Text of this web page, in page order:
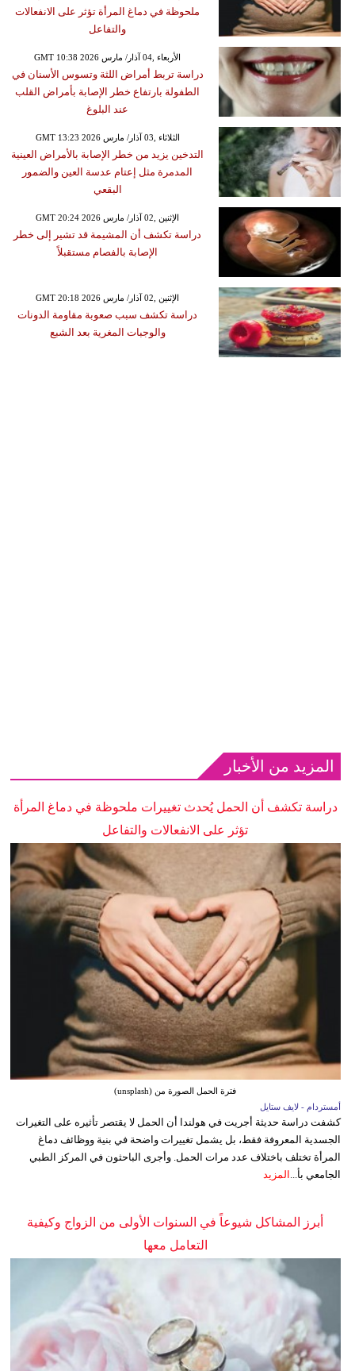
ملحوظة في دماغ المرأة تؤثر على الانفعالات
والتفاعل
GMT 10:38 2026 الأربعاء ,04 آذار/ مارس
دراسة تربط أمراض اللثة وتسوس الأسنان في
الطفولة بارتفاع خطر الإصابة بأمراض القلب
عند البلوغ
GMT 13:23 2026 الثلاثاء ,03 آذار/ مارس
التدخين يزيد من خطر الإصابة بالأمراض العينية
المدمرة مثل إعتام عدسة العين والضمور
البقعي
GMT 20:24 2026 الإثنين ,02 آذار/ مارس
دراسة تكشف أن المشيمة قد تشير إلى خطر
الإصابة بالفصام مستقبلاً
GMT 20:18 2026 الإثنين ,02 آذار/ مارس
دراسة تكشف سبب صعوبة مقاومة الدونات
والوجبات المغرية بعد الشبع
المزيد من الأخبار
دراسة تكشف أن الحمل يُحدث تغييرات ملحوظة في دماغ المرأة
تؤثر على الانفعالات والتفاعل
فترة الحمل الصورة من (unsplash)
أمستردام - لايف ستايل
كشفت دراسة حديثة أجريت في هولندا أن الحمل لا يقتصر تأثيره على التغيرات
الجسدية المعروفة فقط، بل يشمل تغييرات واضحة في بنية ووظائف دماغ
المرأة تختلف باختلاف عدد مرات الحمل. وأجرى الباحثون في المركز الطبي
الجامعي بأ... المزيد
أبرز المشاكل شيوعاً في السنوات الأولى من الزواج وكيفية
التعامل معها